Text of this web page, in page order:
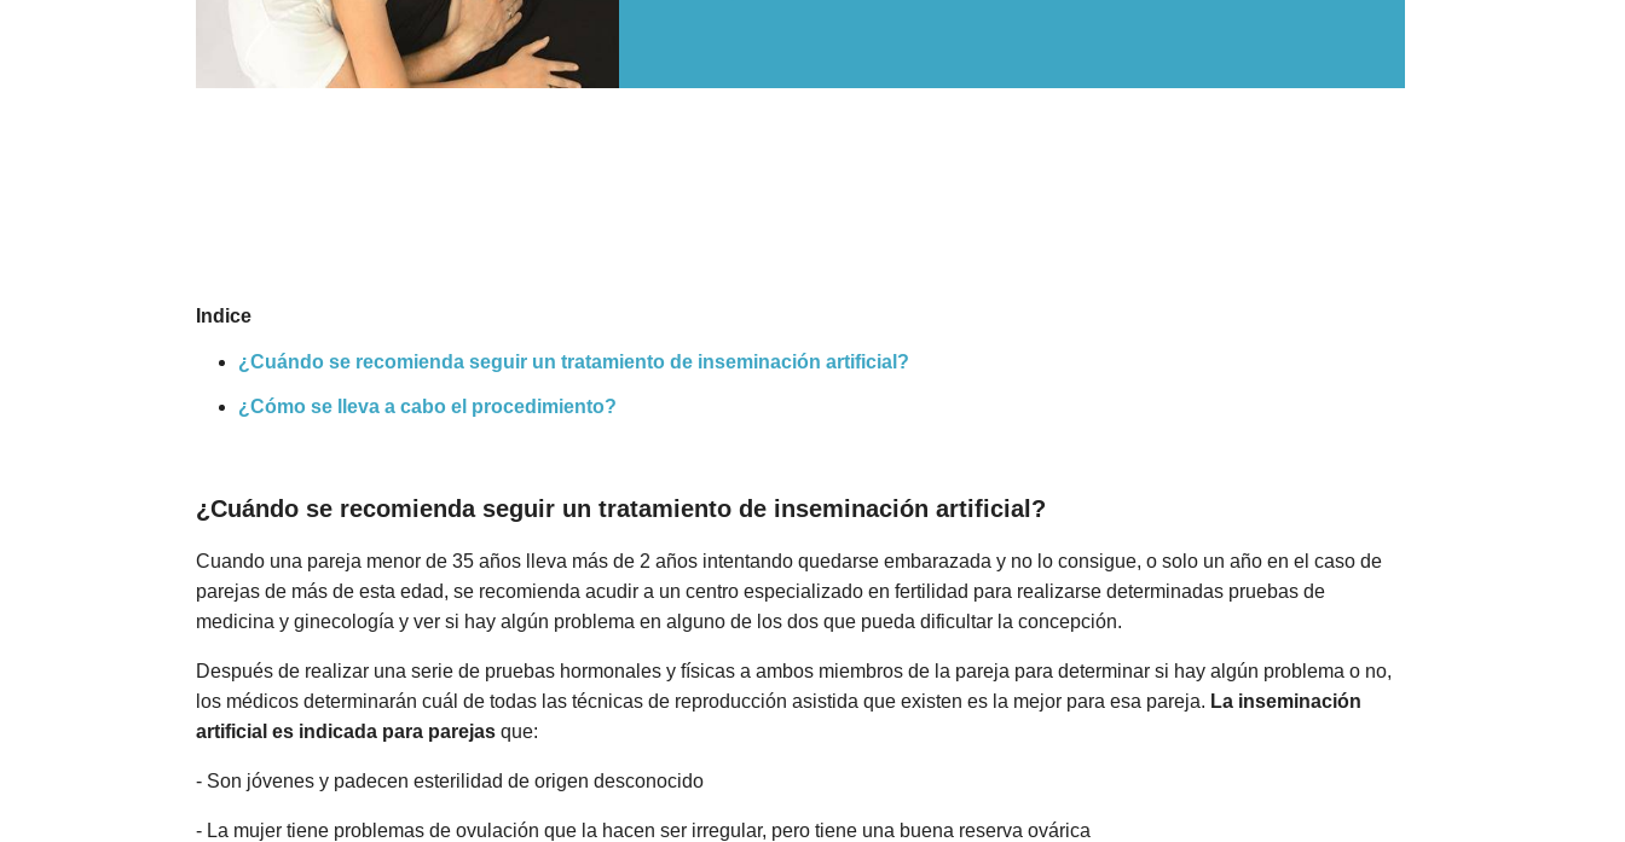
Indice
¿Cuándo se recomienda seguir un tratamiento de inseminación artificial?
¿Cómo se lleva a cabo el procedimiento?
¿Cuándo se recomienda seguir un tratamiento de inseminación artificial?
Cuando una pareja menor de 35 años lleva más de 2 años intentando quedarse embarazada y no lo consigue, o solo un año en el caso de
parejas de más de esta edad, se recomienda acudir a un centro especializado en fertilidad para realizarse determinadas pruebas de
medicina y ginecología y ver si hay algún problema en alguno de los dos que pueda dificultar la concepción.
Después de realizar una serie de pruebas hormonales y físicas a ambos miembros de la pareja para determinar si hay algún problema o no,
los médicos determinarán cuál de todas las técnicas de reproducción asistida que existen es la mejor para esa pareja. La inseminación
artificial es indicada para parejas que:
- Son jóvenes y padecen esterilidad de origen desconocido
- La mujer tiene problemas de ovulación que la hacen ser irregular, pero tiene una buena reserva ovárica